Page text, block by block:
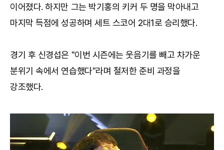
이어졌다. 하지만 그는 박기홍의 키커 두 명을 막아내고
마지막 득점에 성공하며 세트 스코어 2대1로 승리했다.
경기 후 신경섭은 "이번 시즌에는 웃음기를 빼고 차가운
분위기 속에서 연습했다"라며 철저한 준비 과정을
강조했다.